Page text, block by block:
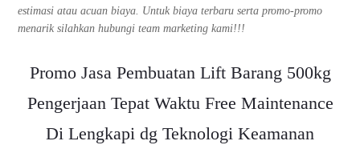
estimasi atau acuan biaya. Untuk biaya terbaru serta promo-promo
menarik silahkan hubungi team marketing kami!!!
Promo Jasa Pembuatan Lift Barang 500kg
Pengerjaan Tepat Waktu Free Maintenance
Di Lengkapi dg Teknologi Keamanan